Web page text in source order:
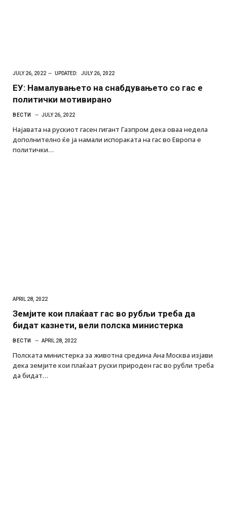
JULY 26, 2022 UPDATED: JULY 26, 2022
ЕУ: Намалувањето на снабдувањето со гас е
политички мотивирано
ВЕСТИ JULY 26, 2022
Најавата на рускиот гасен гигант Газпром дека оваа недела
дополнително ќе ја намали испораката на гас во Европа е
политички…
APRIL 28, 2022
Земјите кои плаќаат гас во рубљи треба да
бидат казнети, вели полска министерка
ВЕСТИ APRIL 28, 2022
Полската министерка за животна средина Ана Москва изјави
дека земјите кои плаќаат руски природен гас во рубли треба
да бидат…